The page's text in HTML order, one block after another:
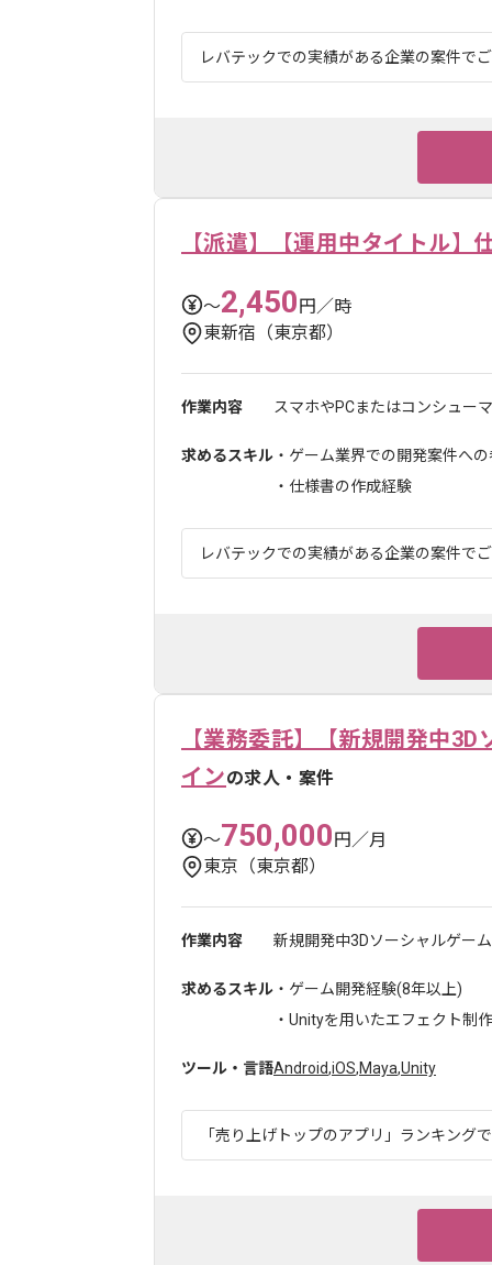
レバテックでの実績がある企業の案件で
【派遣】【運用中タイトル】
〜2,450円／時
東新宿（東京都）
作業内容 スマホやPCまたはコンシュー
求めるスキル ・ゲーム業界での開発案件へ
・仕様書の作成経験
レバテックでの実績がある企業の案件で
【業務委託】【新規開発中
インの求人・案件
〜750,000円／月
東京（東京都）
作業内容 新規開発中3Dソーシャルゲー
求めるスキル ・ゲーム開発経験(8年以上)
・Unityを用いたエフェクト制
ツール・言語Android,iOS,Maya,Unity
「売り上げトップのアプリ」ランキング